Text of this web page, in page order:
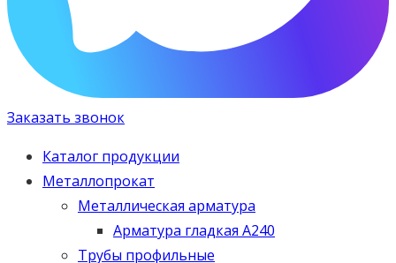
Заказать звонок
Каталог продукции
Металлопрокат
Металлическая арматура
Арматура гладкая А240
Трубы профильные